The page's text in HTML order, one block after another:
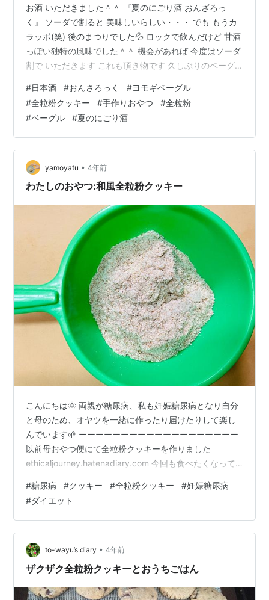
お酒 いただきました＾＾ 『夏のにごり酒 おんざろっ
く』 ソーダで割ると 美味しいらしい・・・ でも もうカ
ラッポ(笑) 後のまつりでした💦 ロックで飲んだけど 甘酒
っぽい独特の風味でした＾＾ 機会があれば 今度はソーダ
割で いただきます これも頂き物です 久しぶりのベーグ
切り口の画像を 撮れば良かったです 再び 後のまつり(笑)
余っていた 全粒粉を使いたくて クッキーを焼きました
チョコチップ入りに する予定が あれれ・・・ チョコチ
ップが 少ししかない💦 ボコボコしたクッキーのはずがな
んだかお饅頭のような いでたちに・・・ 一人で…
#日本酒 #おんさろっく #ヨモギベーグル
#全粒粉クッキー #手作りおやつ #全粒粉
#ベーグル #夏のにごり酒
yamoyatu • 4年前
わたしのおやつ:和風全粒粉クッキー
こんにちは🌞 両親が糖尿病、私も妊娠糖尿病となり自分
と母のため、オヤツを一緒に作ったり届けたりして楽し
んでいます🌱 ーーーーーーーーーーーーーーーーーーー
以前母おやつ便にて全粒粉クッキーを作りました
ethicaljourney.hatenadiary.com 今回も食べたくなって
麦粉 ・カシューナッツ ・オリーブオイル ・塩 ・水 ・甘
味料 無いのは ・塩なし ・オリーブ オイルなし ・カシュ
ーナッツなし 色々無い！！！笑 でも大丈夫！ こんな時
のためのずぼら性格！ そもそも粉の分量も違うので 今回
はこんな感じに調整します ・小麦粉→全…
#糖尿病 #クッキー #全粒粉クッキー #妊娠糖尿病
#ダイエット
to-wayu’s diary • 4年前
ザクザク全粒粉クッキーとおうちごはん